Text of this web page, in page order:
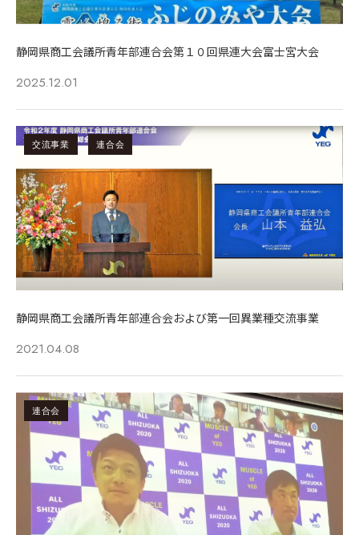
静岡県商工会議所青年部連合会第１０回県連大会富士宮大会
2025.12.01
交流事業 連合会
静岡県商工会議所青年部連合会および第一回異業種交流事業
2021.04.08
連合会